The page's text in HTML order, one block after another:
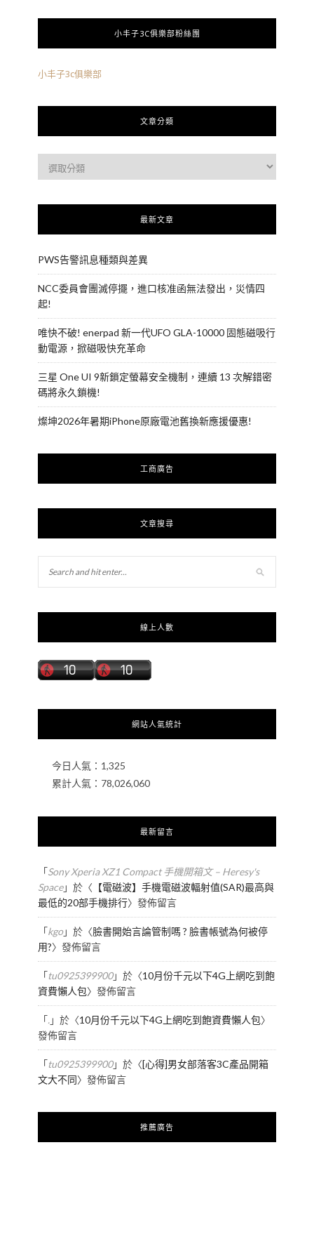
小丰子3C俱樂部粉絲團
小丰子3c俱樂部
文章分類
最新文章
PWS告警訊息種類與差異
NCC委員會團滅停擺，進口核准函無法發出，災情四
起!
唯快不破! enerpad 新一代UFO GLA-10000 固態磁吸行
動電源，掀磁吸快充革命
三星 One UI 9新鎖定螢幕安全機制，連續 13 次解錯密
碼將永久鎖機!
燦坤2026年暑期iPhone原廠電池舊換新應援優惠!
工商廣告
文章搜尋
線上人數
網站人氣統計
今日人氣： 1,325
累計人氣： 78,026,060
最新留言
「Sony Xperia XZ1 Compact 手機開箱文 – Heresy's
Space」於〈 【電磁波】手機電磁波輻射值(SAR)最高與
最低的20部手機排行〉發佈留言
「kgo」於〈臉書開始言論管制嗎 ? 臉書帳號為何被停
用?〉發佈留言
「tu0925399900」於〈10月份千元以下4G上網吃到飽
資費懶人包〉發佈留言
「.」於〈10月份千元以下4G上網吃到飽資費懶人包〉
發佈留言
「tu0925399900」於〈[心得]男女部落客3C產品開箱
文大不同〉發佈留言
推薦廣告